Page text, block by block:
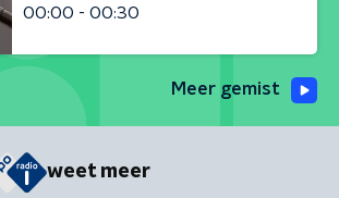
00:00 - 00:30
Meer gemist
weet meer